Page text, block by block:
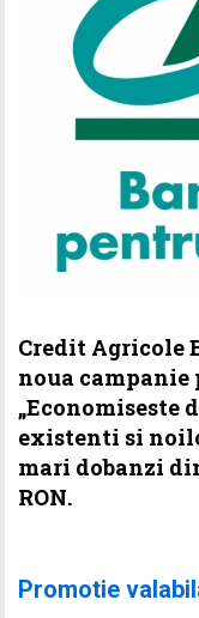
Credit Agricole
noua
„Economiseste
existenti si
mari dobanzi
RON.
Promotie